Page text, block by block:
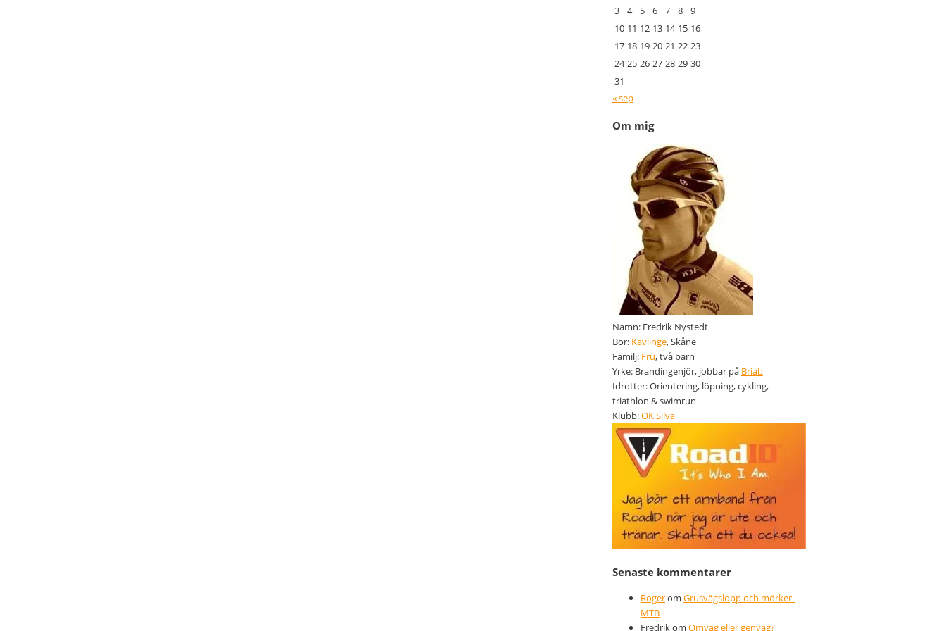
3
4 5 6 7 8
9
10 11 12 13 14 15 16
17 18 19 20 21 22 23
24 25 26 27 28 29 30
31
« sep
Om mig
Namn: Fredrik Nystedt
Bor: Kävlinge, Skåne
Familj: Fru, två barn
Yrke: Brandingenjör, jobbar på Briab
Idrotter: Orientering, löpning, cykling,
triathlon & swimrun
Klubb:OK Silva
Senaste kommentarer
Rogerom Grusvägslopp och mörker-
MTB
Fredrikom Omväg eller genväg?